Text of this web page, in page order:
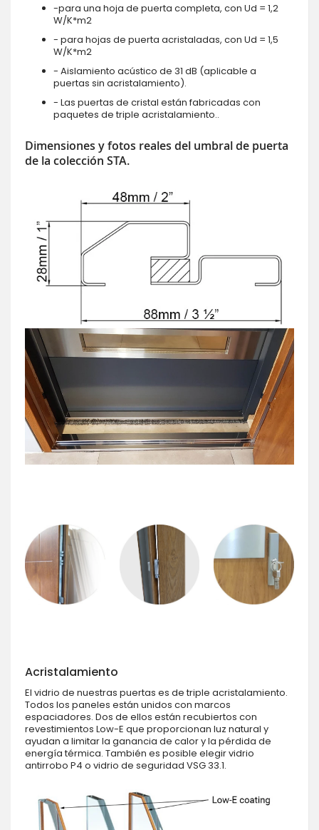
-para una hoja de puerta completa, con Ud = 1,2
W/K*m2
- para hojas de puerta acristaladas, con Ud = 1,5
W/K*m2
- Aislamiento acústico de 31 dB (aplicable a
puertas sin acristalamiento).
- Las puertas de cristal están fabricadas con
paquetes de triple acristalamiento..
Dimensiones y fotos reales del umbral de puerta
de la colección STA.
Acristalamiento
El vidrio de nuestras puertas es de triple acristalamiento.
Todos los paneles están unidos con marcos
espaciadores. Dos de ellos están recubiertos con
revestimientos Low-E que proporcionan luz natural y
ayudan a limitar la ganancia de calor y la pérdida de
energía térmica. También es posible elegir vidrio
antirrobo P4 o vidrio de seguridad VSG 33.1.